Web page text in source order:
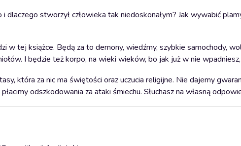
dlaczego stworzył człowieka tak niedoskonałym? Jak wywabić
w tej książce. Będą za to demony, wiedźmy, szybkie samochody,
I będzie też korpo, na wieki wieków, bo jak już w nie
która za nic ma świętości oraz uczucia religijne. Nie dajemy
odszkodowania za ataki śmiechu. Słuchasz na własną